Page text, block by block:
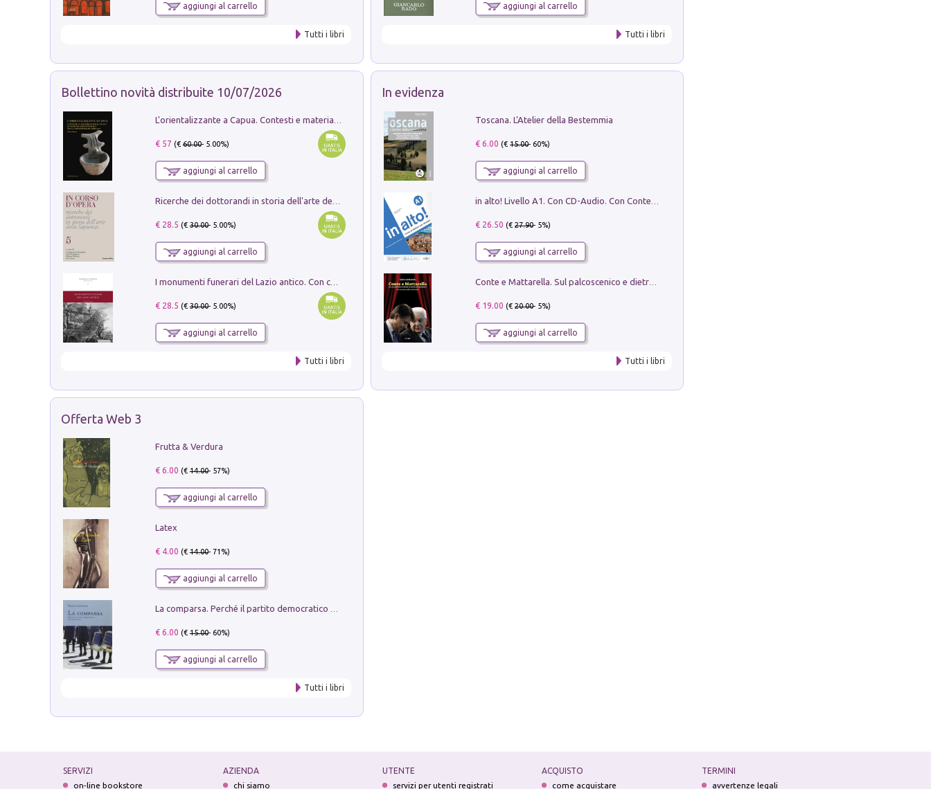
aggiungi al carrello
Tutti i libri
aggiungi al carrello
Tutti i libri
Bollettino novità distribuite 10/07/2026
€ 57 (€60.00- 5.00%)
aggiungi al carrello
€ 28.5 (€30.00- 5.00%)
aggiungi al carrello
I monumenti funerari del Lazio antico. Con cartella con tavole
€ 28.5 (€30.00- 5.00%)
aggiungi al carrello
Tutti i libri
In evidenza
Toscana. L'Atelier della Bestemmia
€ 6.00 (€15.00- 60%)
aggiungi al carrello
€ 26.50 (€27.90- 5%)
aggiungi al carrello
€ 19.00 (€20.00- 5%)
aggiungi al carrello
Tutti i libri
Offerta Web 3
Frutta & Verdura
€ 6.00 (€14.00- 57%)
aggiungi al carrello
Latex
€ 4.00 (€14.00- 71%)
aggiungi al carrello
€ 6.00 (€15.00- 60%)
aggiungi al carrello
Tutti i libri
SERVIZI
on-line bookstore
AZIENDA
chi siamo
UTENTE
servizi per utenti registrati
ACQUISTO
come acquistare
TERMINI
avvertenze legali